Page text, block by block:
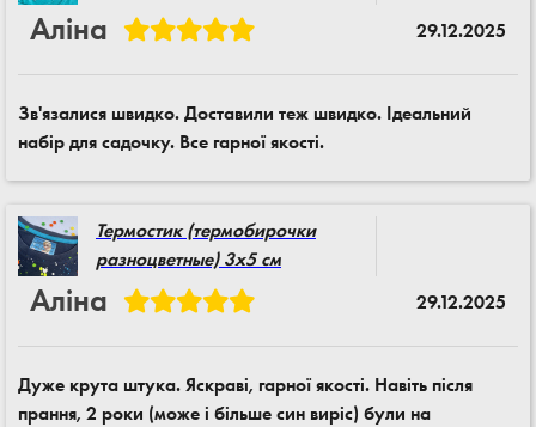
Аліна 29.12.2025
Зв'язалися швидко. Доставили теж швидко. Ідеальний
набір для садочку. Все гарної якості.
Термостик (термобирочки
разноцветные) 3x5 см
Аліна 29.12.2025
Дуже крута штука. Яскраві, гарної якості. Навіть після
прання, 2 роки (може і більше син виріс) були на